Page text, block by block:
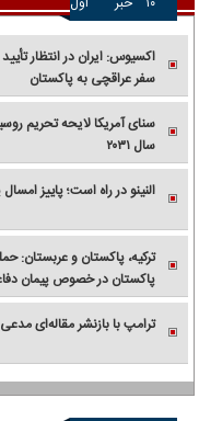
اکسیوس: ایران در انتظار
سفر عراقچی به پاکستان
سنای آمریکا لایحه تحریم
سال ۲۰۳۱
النینو در راه است؛ پاییز
ترکیه، پاکستان و عربستان:
پاکستان در خصوص پیمان
ترامپ با بازنشر مقاله‌ای